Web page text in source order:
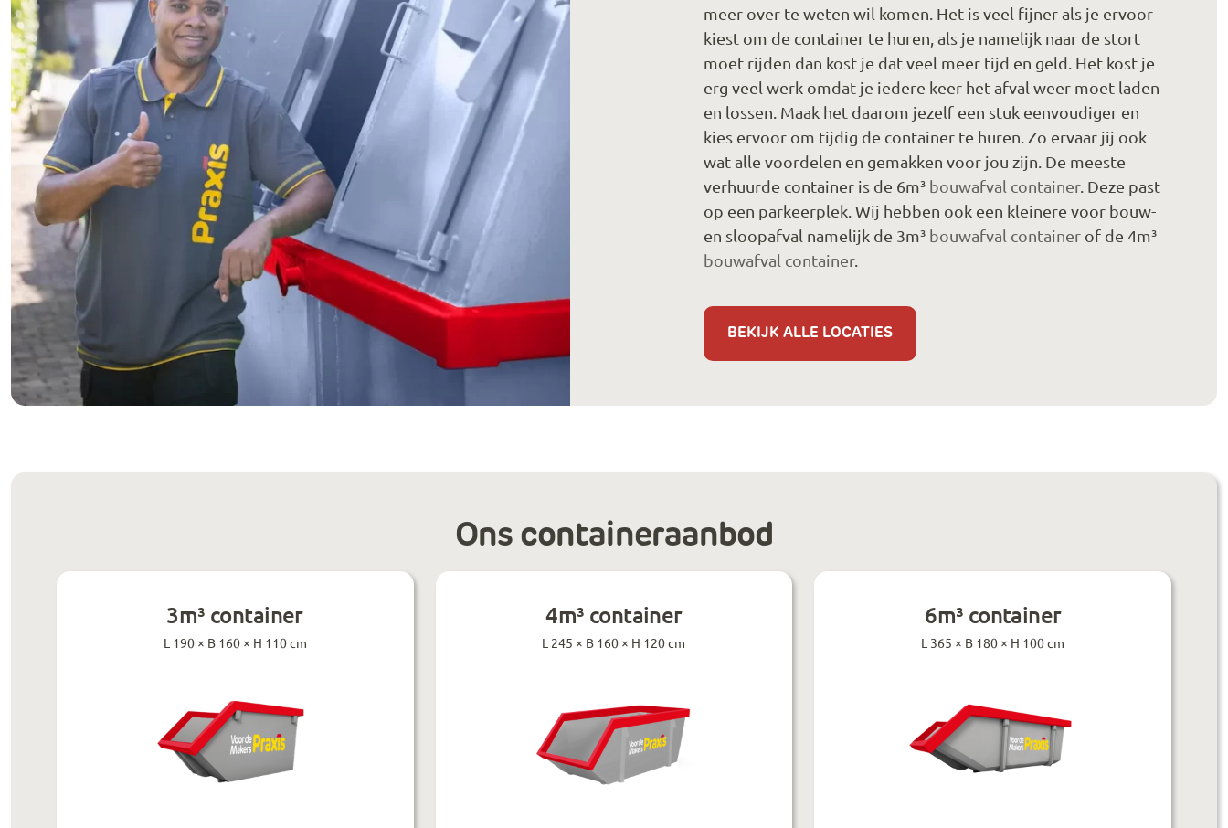
meer over te weten wil komen. Het is veel fijner als je ervoor
kiest om de container te huren, als je namelijk naar de stort
moet rijden dan kost je dat veel meer tijd en geld. Het kost je
erg veel werk omdat je iedere keer het afval weer moet laden
en lossen. Maak het daarom jezelf een stuk eenvoudiger en
kies ervoor om tijdig de container te huren. Zo ervaar jij ook
wat alle voordelen en gemakken voor jou zijn. De meeste
verhuurde container is de 6m³ bouwafval container. Deze past
op een parkeerplek. Wij hebben ook een kleinere voor bouw-
en sloopafval namelijk de 3m³ bouwafval containerof de 4m³
bouwafval container.
BEKIJK ALLE LOCATIES
Ons containeraanbod
3m³ container
L 190 × B 160 × H 110 cm
4m³ container
L 245 × B 160 × H 120 cm
6m³ container
L 365 × B 180 × H 100 cm